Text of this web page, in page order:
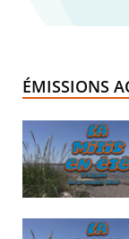
ÉMISSIONS